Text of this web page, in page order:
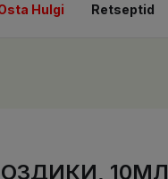
Hulgi Retseptid
10МЛ